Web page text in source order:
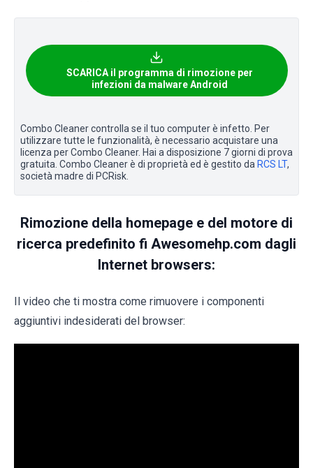
SCARICA il programma di rimozione per
infezioni da malware Android
Combo Cleaner controlla se il tuo computer è infetto. Per
utilizzare tutte le funzionalità, è necessario acquistare una
licenza per Combo Cleaner. Hai a disposizione 7 giorni di prova
gratuita. Combo Cleaner è di proprietà ed è gestito da RCS LT,
società madre di PCRisk.
Rimozione della homepage e del motore di
ricerca predefinito fi Awesomehp.com dagli
Internet browsers:
Il video che ti mostra come rimuovere i componenti
aggiuntivi indesiderati del browser: